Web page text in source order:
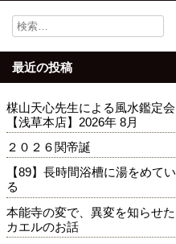
検
索:
最近の投稿
楳山天心先生による風水鑑定会
【浅草本店】2026年 8月
２０２６関帝誕
【89】長時間浴槽に湯をめてい
る
本能寺の変で、異変を知らせた
カエルのお話